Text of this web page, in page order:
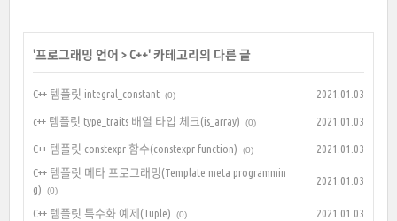
'프로그래밍 언어 >C++' 카테고리의 다른 글
C++ 템플릿 integral_constant (0) 2021.01.03
c++ 템플릿 type_traits 배열 타입 체크(is_array) (0) 2021.01.03
C++ 템플릿 constexpr 함수(constexpr function) (0)
2021.01.03
C++ 템플릿 메타 프로그래밍(Template meta programmin
g)
(0)
2021.01.03
C++ 템플릿 특수화 예제(Tuple) (0) 2021.01.03